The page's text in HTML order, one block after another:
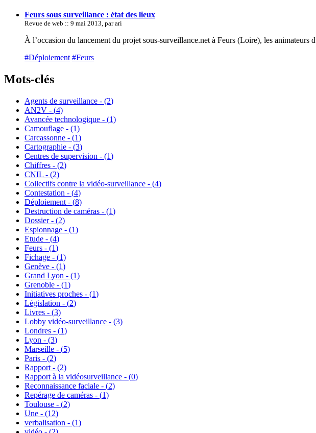
Feurs sous surveillance : état des lieux
Revue de web :: 9 mai 2013, par ari
À l’occasion du lancement du projet sous-surveillance.net à Feurs (Loire), les
#Déploiement #Feurs
Mots-clés
Agents de surveillance - (2)
AN2V - (4)
Avancée technologique - (1)
Camouflage - (1)
Carcassonne - (1)
Cartographie - (3)
Centres de supervision - (1)
Chiffres - (2)
CNIL - (2)
Collectifs contre la vidéo-surveillance - (4)
Contestation - (4)
Déploiement - (8)
Destruction de caméras - (1)
Dossier - (2)
Espionnage - (1)
Etude - (4)
Feurs - (1)
Fichage - (1)
Genève - (1)
Grand Lyon - (1)
Grenoble - (1)
Initiatives proches - (1)
Législation - (2)
Livres - (3)
Lobby vidéo-surveillance - (3)
Londres - (1)
Lyon - (3)
Marseille - (5)
Paris - (2)
Rapport - (2)
Rapport à la vidéosurveillance - (0)
Reconnaissance faciale - (2)
Repérage de caméras - (1)
Toulouse - (2)
Une - (12)
verbalisation - (1)